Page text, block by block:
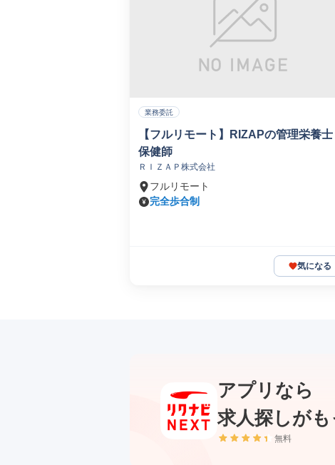
業務委託
【フルリモート】RIZAPの管理栄養士
保健師
ＲＩＺＡＰ株式会社
フルリモート
完全歩合制
気になる
アプリなら
求人探しがも
無料